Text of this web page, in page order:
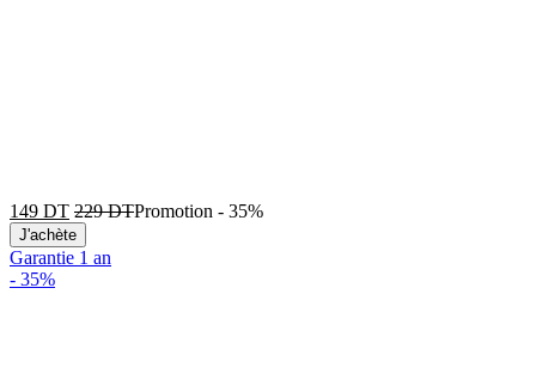
149 DT 229DTPromotion - 35%
J'achète
Garantie 1 an
- 35%